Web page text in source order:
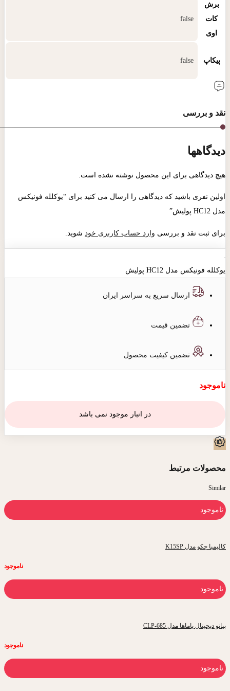
برش
کات‌
اوی
false
پیکاپ false
نقد و بررسی
دیدگاهها
هیچ دیدگاهی برای این محصول نوشته نشده است.
اولین نفری باشید که دیدگاهی را ارسال می کنید برای “یوکلله فونیکس
مدل HC12 پولیش”
برای ثبت نقد و بررسی وارد حساب کاربری خود شوید.
یوکلله فونیکس مدل HC12 پولیش
ارسال سریع به سراسر ایران
تضمین قیمت
تضمین کیفیت محصول
ناموجود
در انبار موجود نمی باشد
محصولات مرتبط
Similar
ناموجود
کالیمبا جکو مدل K15SP
ناموجود
ناموجود
پیانو دیجیتال یاماها مدل CLP-685
ناموجود
ناموجود